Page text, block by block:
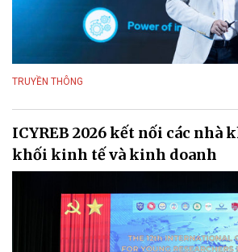
TRUYỀN THÔNG
ICYREB 2026 kết nối các nhà
khối kinh tế và kinh doanh